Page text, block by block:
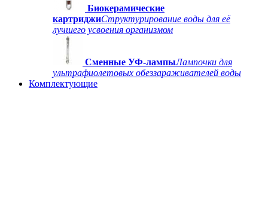
Биокерамические
картриджиСтруктурирование воды для её
лучшего усвоения организмом
Сменные УФ-лампыЛампочки для
ультрафиолетовых обеззараживателей воды
Комплектующие